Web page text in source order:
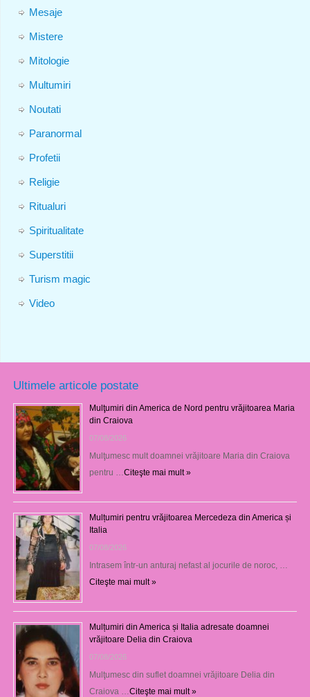
Mesaje
Mistere
Mitologie
Multumiri
Noutati
Paranormal
Profetii
Religie
Ritualuri
Spiritualitate
Superstitii
Turism magic
Video
Ultimele articole postate
Mulţumiri din America de Nord pentru vrăjitoarea Maria
din Craiova
07/08/2026
Mulţumesc mult doamnei vrăjitoare Maria din Craiova
pentru … Citeşte mai mult »
Mulțumiri pentru vrăjitoarea Mercedeza din America și
Italia
07/08/2026
Intrasem într-un anturaj nefast al jocurile de noroc, …
Citeşte mai mult »
Mulțumiri din America și Italia adresate doamnei
vrăjitoare Delia din Craiova
07/08/2026
Mulţumesc din suflet doamnei vrăjitoare Delia din
Craiova … Citeşte mai mult »